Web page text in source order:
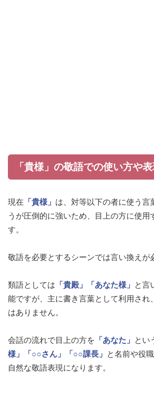
「貴様」の敬語での使い方や
現在 「貴様」 は、対等以下の者に使う言
うが圧倒的に強いため、目上の方に使用
す。
敬語を必要とするシーンでは言い換えが
類語としては 「貴殿」 「あなた様」
と言
能ですが、主に書き言葉として利用され
はありません。
会話の流れで目上の方を 「あなた」 とい
様」
「○○さん」 「○○課長」
と名前や役
自然な敬語表現になります。